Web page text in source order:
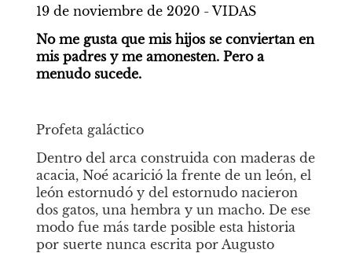
19 de noviembre de 2020 - VIDAS
No me gusta que mis hijos se conviertan en
mis padres y me amonesten. Pero a
menudo sucede.
Profeta galáctico
Dentro del arca construida con maderas de
acacia, Noé acarició la frente de un león, el
león estornudó y del estornudo nacieron
dos gatos, una hembra y un macho. De ese
modo fue más tarde posible esta historia
por suerte nunca escrita por Augusto